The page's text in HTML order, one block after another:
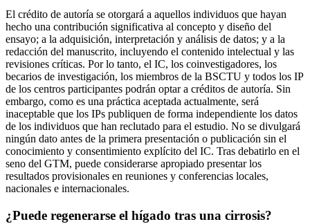
El crédito de autoría se otorgará a aquellos individuos que hayan
hecho una contribución significativa al concepto y diseño del
ensayo; a la adquisición, interpretación y análisis de datos; y a la
redacción del manuscrito, incluyendo el contenido intelectual y las
revisiones críticas. Por lo tanto, el IC, los coinvestigadores, los
becarios de investigación, los miembros de la BSCTU y todos los IP
de los centros participantes podrán optar a créditos de autoría. Sin
embargo, como es una práctica aceptada actualmente, será
inaceptable que los IPs publiquen de forma independiente los datos
de los individuos que han reclutado para el estudio. No se divulgará
ningún dato antes de la primera presentación o publicación sin el
conocimiento y consentimiento explícito del IC. Tras debatirlo en el
seno del GTM, puede considerarse apropiado presentar los
resultados provisionales en reuniones y conferencias locales,
nacionales e internacionales.
¿Puede regenerarse el hígado tras una cirrosis?